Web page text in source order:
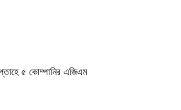
৫ কোম্পানির এজিএম